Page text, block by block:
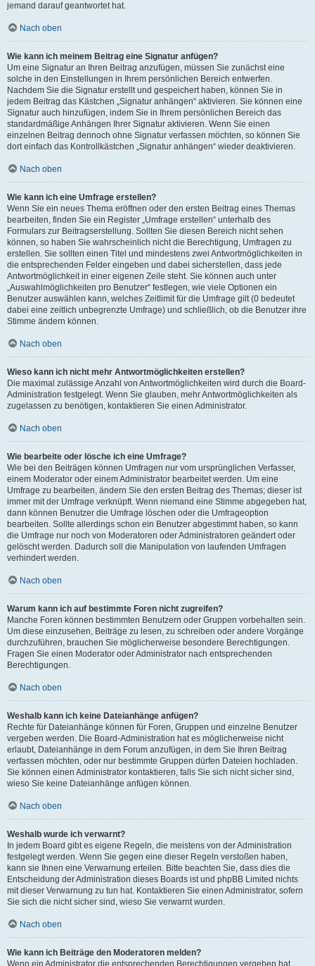
jemand darauf geantwortet hat.
Nach oben
Wie kann ich meinem Beitrag eine Signatur anfügen?
Um eine Signatur an Ihren Beitrag anzufügen, müssen Sie zunächst eine
solche in den Einstellungen in Ihrem persönlichen Bereich entwerfen.
Nachdem Sie die Signatur erstellt und gespeichert haben, können Sie in
jedem Beitrag das Kästchen „Signatur anhängen“ aktivieren. Sie können eine
Signatur auch hinzufügen, indem Sie in Ihrem persönlichen Bereich das
standardmäßige Anhängen Ihrer Signatur aktivieren. Wenn Sie einen
einzelnen Beitrag dennoch ohne Signatur verfassen möchten, so können Sie
dort einfach das Kontrollkästchen „Signatur anhängen“ wieder deaktivieren.
Nach oben
Wie kann ich eine Umfrage erstellen?
Wenn Sie ein neues Thema eröffnen oder den ersten Beitrag eines Themas
bearbeiten, finden Sie ein Register „Umfrage erstellen“ unterhalb des
Formulars zur Beitragserstellung. Sollten Sie diesen Bereich nicht sehen
können, so haben Sie wahrscheinlich nicht die Berechtigung, Umfragen zu
erstellen. Sie sollten einen Titel und mindestens zwei Antwortmöglichkeiten in
die entsprechenden Felder eingeben und dabei sicherstellen, dass jede
Antwortmöglichkeit in einer eigenen Zeile steht. Sie können auch unter
„Auswahlmöglichkeiten pro Benutzer“ festlegen, wie viele Optionen ein
Benutzer auswählen kann, welches Zeitlimit für die Umfrage gilt (0 bedeutet
dabei eine zeitlich unbegrenzte Umfrage) und schließlich, ob die Benutzer ihre
Stimme ändern können.
Nach oben
Wieso kann ich nicht mehr Antwortmöglichkeiten erstellen?
Die maximal zulässige Anzahl von Antwortmöglichkeiten wird durch die Board-
Administration festgelegt. Wenn Sie glauben, mehr Antwortmöglichkeiten als
zugelassen zu benötigen, kontaktieren Sie einen Administrator.
Nach oben
Wie bearbeite oder lösche ich eine Umfrage?
Wie bei den Beiträgen können Umfragen nur vom ursprünglichen Verfasser,
einem Moderator oder einem Administrator bearbeitet werden. Um eine
Umfrage zu bearbeiten, ändern Sie den ersten Beitrag des Themas; dieser ist
immer mit der Umfrage verknüpft. Wenn niemand eine Stimme abgegeben hat,
dann können Benutzer die Umfrage löschen oder die Umfrageoption
bearbeiten. Sollte allerdings schon ein Benutzer abgestimmt haben, so kann
die Umfrage nur noch von Moderatoren oder Administratoren geändert oder
gelöscht werden. Dadurch soll die Manipulation von laufenden Umfragen
verhindert werden.
Nach oben
Warum kann ich auf bestimmte Foren nicht zugreifen?
Manche Foren können bestimmten Benutzern oder Gruppen vorbehalten sein.
Um diese einzusehen, Beiträge zu lesen, zu schreiben oder andere Vorgänge
durchzuführen, brauchen Sie möglicherweise besondere Berechtigungen.
Fragen Sie einen Moderator oder Administrator nach entsprechenden
Berechtigungen.
Nach oben
Weshalb kann ich keine Dateianhänge anfügen?
Rechte für Dateianhänge können für Foren, Gruppen und einzelne Benutzer
vergeben werden. Die Board-Administration hat es möglicherweise nicht
erlaubt, Dateianhänge in dem Forum anzufügen, in dem Sie Ihren Beitrag
verfassen möchten, oder nur bestimmte Gruppen dürfen Dateien hochladen.
Sie können einen Administrator kontaktieren, falls Sie sich nicht sicher sind,
wieso Sie keine Dateianhänge anfügen können.
Nach oben
Weshalb wurde ich verwarnt?
In jedem Board gibt es eigene Regeln, die meistens von der Administration
festgelegt werden. Wenn Sie gegen eine dieser Regeln verstoßen haben,
kann sie Ihnen eine Verwarnung erteilen. Bitte beachten Sie, dass dies die
Entscheidung der Administration dieses Boards ist und phpBB Limited nichts
mit dieser Verwarnung zu tun hat. Kontaktieren Sie einen Administrator, sofern
Sie sich die nicht sicher sind, wieso Sie verwarnt wurden.
Nach oben
Wie kann ich Beiträge den Moderatoren melden?
Wenn ein Administrator die entsprechenden Berechtigungen vergeben hat,